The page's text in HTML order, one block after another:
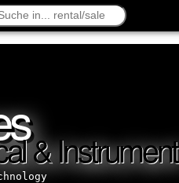
& Instrument